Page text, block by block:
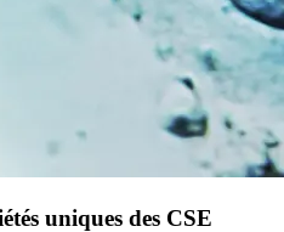
uniques des CSE